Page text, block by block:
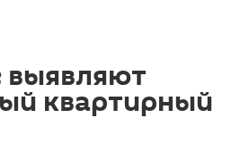
квартирный